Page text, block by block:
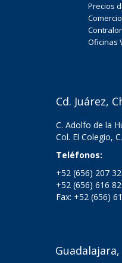
Precios
Oficinas
Cd. Juárez,
C. Adolfo de la
Col. El Colegio,
Teléfonos:
+52 (656) 207
+52 (656) 616
Fax: +52 (656)